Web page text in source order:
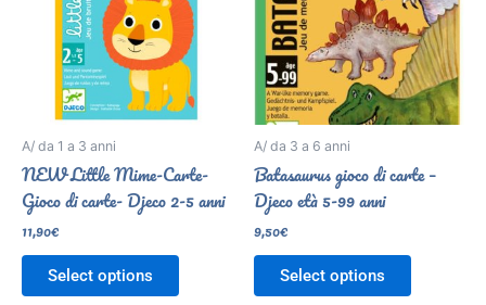
A/ da 1 a 3 anni
NEW Little Mime-Carte-
Gioco di carte- Djeco 2-5 anni
11,90€
Select options
A/ da 3 a 6 anni
Batasaurus gioco di carte –
Djeco età 5-99 anni
9,50€
Select options